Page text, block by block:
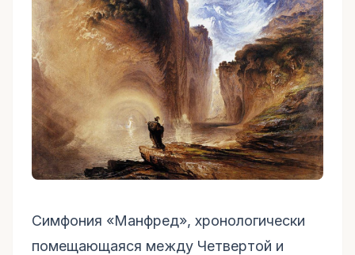
Симфония «Манфред», хронологически
помещающаяся между Четвертой и